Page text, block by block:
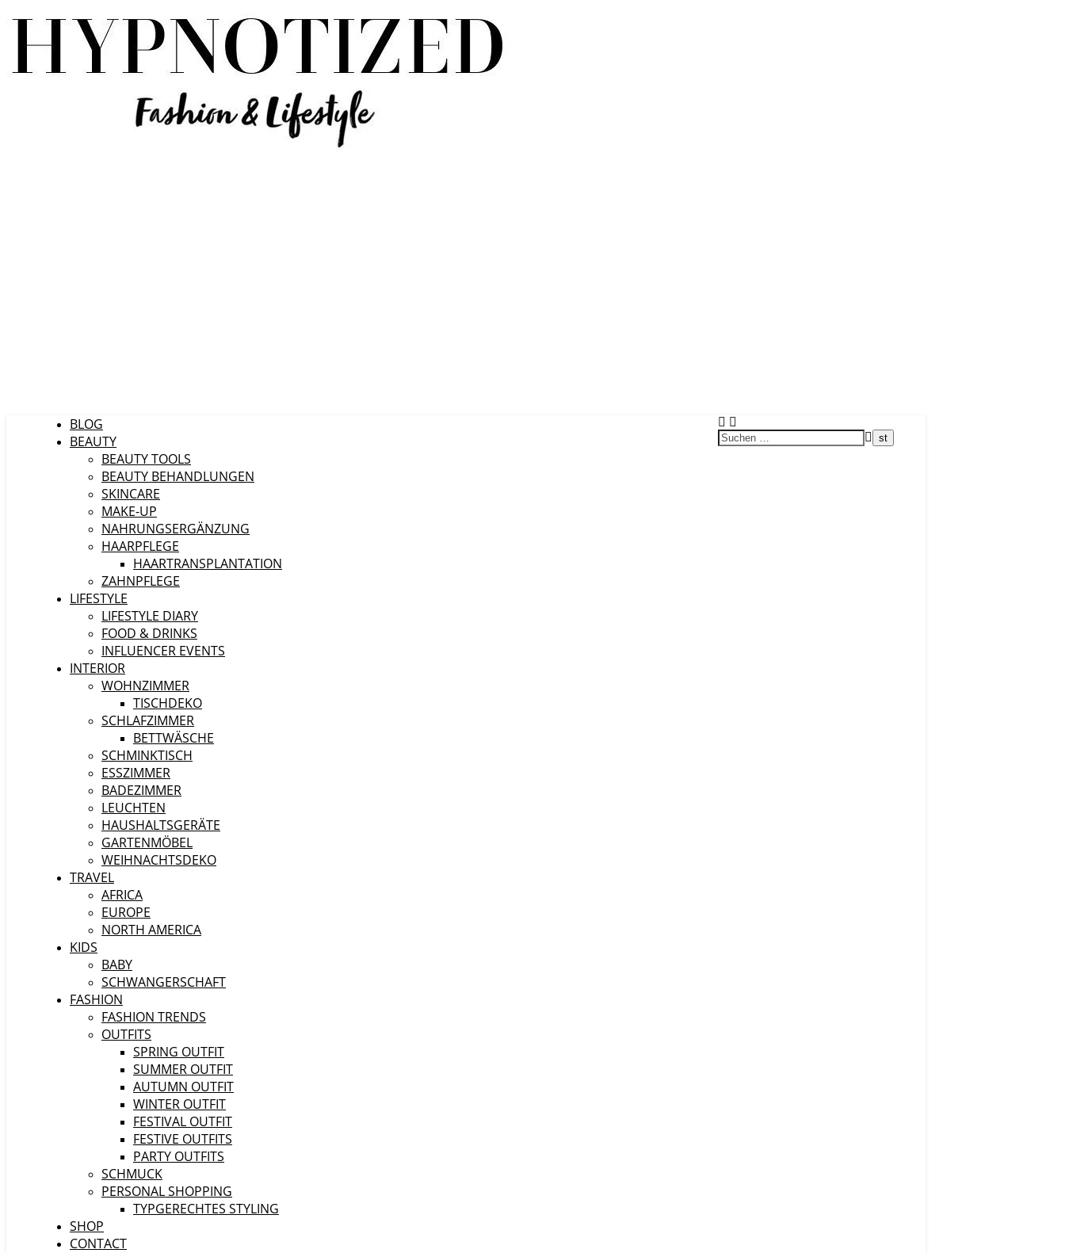
BLOG
BEAUTY
BEAUTY TOOLS
BEAUTY BEHANDLUNGEN
SKINCARE
MAKE-UP
NAHRUNGSERGÄNZUNG
HAARPFLEGE
HAARTRANSPLANTATION
ZAHNPFLEGE
LIFESTYLE
LIFESTYLE DIARY
FOOD & DRINKS
INFLUENCER EVENTS
INTERIOR
WOHNZIMMER
TISCHDEKO
SCHLAFZIMMER
BETTWÄSCHE
SCHMINKTISCH
ESSZIMMER
BADEZIMMER
LEUCHTEN
HAUSHALTSGERÄTE
GARTENMÖBEL
WEIHNACHTSDEKO
TRAVEL
AFRICA
EUROPE
NORTH AMERICA
KIDS
BABY
SCHWANGERSCHAFT
FASHION
FASHION TRENDS
OUTFITS
SPRING OUTFIT
SUMMER OUTFIT
AUTUMN OUTFIT
WINTER OUTFIT
FESTIVAL OUTFIT
FESTIVE OUTFITS
PARTY OUTFITS
SCHMUCK
PERSONAL SHOPPING
TYPGERECHTES STYLING
SHOP
CONTACT